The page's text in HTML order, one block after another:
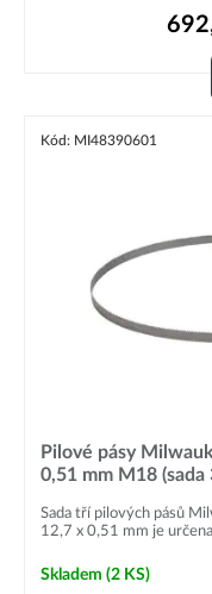
Kód: MI48390601
Pilové pásy
0,51 mm M18
Sada tří pilových pásů
12,7 x 0,51 mm je
Skladem (2 KS)